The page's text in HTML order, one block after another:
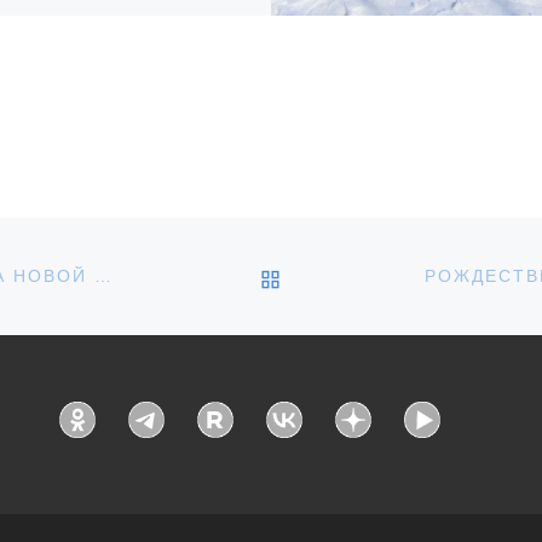
КРЕЩЕНСКИЕ КУПАНИЯ В УВАРОВЕ ПРОЙДУТ НА НОВОЙ НАБЕРЕЖНОЙ ОБРАТНО К СПИСКУ